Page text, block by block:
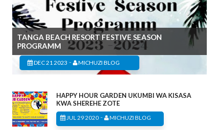
TANGA BEACH RESORT FESTIVE SEASON
PROGRAMM
DEC 21 2023 - MICHUZI BLOG
HAPPY HOUR GARDEN UKUMBI WA KISASA
KWA SHEREHE ZOTE
JUL 29 2020 - MICHUZI BLOG